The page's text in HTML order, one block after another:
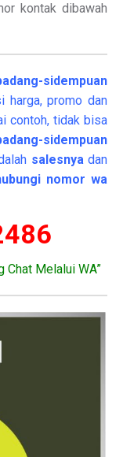
kontak dibawah
sidempuan
harga, promo dan
contoh, tidak bisa
sidempuan
salesnyadan
nomor wa
Chat Melalui WA”